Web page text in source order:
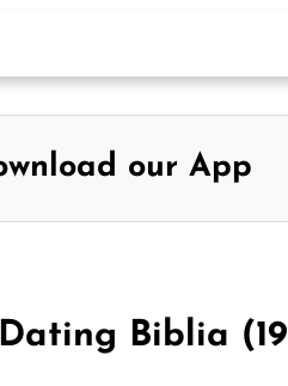
our App
Biblia